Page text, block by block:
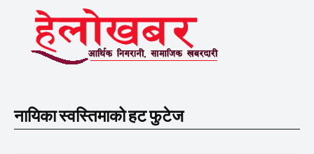
नायिका स्वस्तिमाको हट फुटेज